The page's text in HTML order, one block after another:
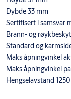
Dybde 33 mm
Sertifisert i samsvar
Brann- og
Standard og
Maks åpningvinkel
Maks åpningvinkel
Hengselavstand